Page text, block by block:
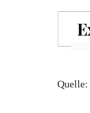
Quelle: